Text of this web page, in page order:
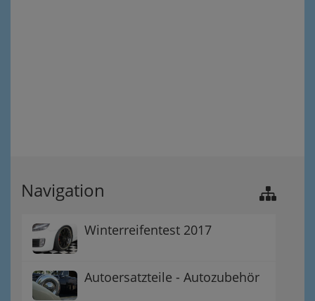
Navigation
Winterreifentest 2017
Autoersatzteile - Autozubehör